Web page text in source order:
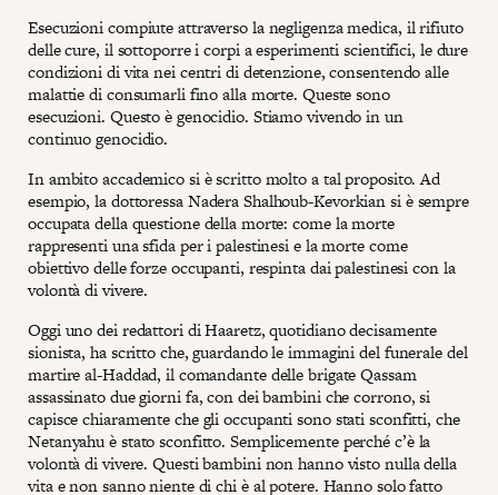
Esecuzioni compiute attraverso la negligenza medica, il rifiuto
delle cure, il sottoporre i corpi a esperimenti scientifici, le dure
condizioni di vita nei centri di detenzione, consentendo alle
malattie di consumarli fino alla morte. Queste sono
esecuzioni. Questo è genocidio. Stiamo vivendo in un
continuo genocidio.
In ambito accademico si è scritto molto a tal proposito. Ad
esempio, la dottoressa Nadera Shalhoub-Kevorkian si è sempre
occupata della questione della morte: come la morte
rappresenti una sfida per i palestinesi e la morte come
obiettivo delle forze occupanti, respinta dai palestinesi con la
volontà di vivere.
Oggi uno dei redattori di Haaretz, quotidiano decisamente
sionista, ha scritto che, guardando le immagini del funerale del
martire al-Haddad, il comandante delle brigate Qassam
assassinato due giorni fa, con dei bambini che corrono, si
capisce chiaramente che gli occupanti sono stati sconfitti, che
Netanyahu è stato sconfitto. Semplicemente perché c’è la
volontà di vivere. Questi bambini non hanno visto nulla della
vita e non sanno niente di chi è al potere. Hanno solo fatto